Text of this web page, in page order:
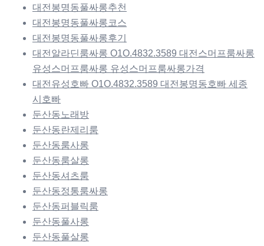
대전봉명동풀싸롱추천
대전봉명동풀싸롱코스
대전봉명동풀싸롱후기
대전알라딘룸싸롱 O1O.4832.3589 대전스머프룸싸롱
유성스머프룸싸롱 유성스머프룸싸롱가격
대전유성호빠 O1O.4832.3589 대전봉명동호빠 세종
시호빠
둔산동노래방
둔산동란제리룸
둔산동룸사롱
둔산동룸살롱
둔산동셔츠룸
둔산동정통룸싸롱
둔산동퍼블릭룸
둔산동풀사롱
둔산동풀살롱